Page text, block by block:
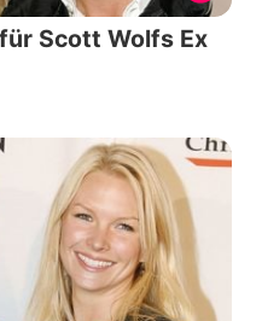
Scott Wolfs Ex